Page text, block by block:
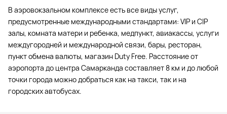
В аэровокзальном комплексе есть все виды услуг,
предусмотренные международными стандартами: VIP и CIP
залы, комната матери и ребенка, медпункт, авиакассы, услуги
междугородней и международной связи, бары, ресторан,
пункт обмена валюты, магазин Duty Free. Расстояние от
аэропорта до центра Самарканда составляет 8 км и до любой
точки города можно добраться как на такси, так и на
городских автобусах.